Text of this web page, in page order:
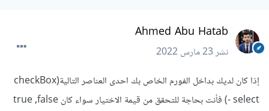
Ahmed Abu Hatab
نشر23 مارس 2022
إذا كان لديك بداخل الفورم الخاص بك احدى العناصر التالية(checkBox
- select) فأنت بحاجة للتحقق من قيمة الاختيار سواء كان true ,false